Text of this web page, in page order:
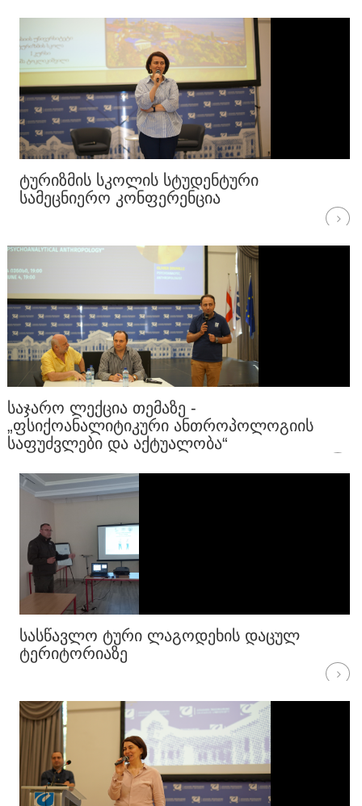
ᲢᲣᲠᲘᲖᲛᲘᲡ ᲡᲙᲝᲚᲘᲡ ᲡᲢᲣᲓᲔᲜᲢᲣᲠᲘ
ᲡᲐᲛᲔᲪᲜᲘᲔᲠᲝ ᲙᲝᲜᲤᲔᲠᲔᲜᲪᲘᲐ
ᲡᲐᲯᲐᲠᲝ ᲚᲔᲥᲪᲘᲐ ᲗᲔᲛᲐᲖᲔ -
„ᲤᲡᲘᲥᲝᲐᲜᲐᲚᲘᲢᲘᲙᲣᲠᲘ ᲐᲜᲗᲠᲝᲞᲝᲚᲝᲒᲘᲘᲡ
ᲡᲐᲤᲣᲫᲕᲚᲔᲑᲘ ᲓᲐ ᲐᲥᲢᲣᲐᲚᲝᲑᲐ“
ᲡᲐᲡᲬᲐᲕᲚᲝ ᲢᲣᲠᲘ ᲚᲐᲒᲝᲓᲔᲮᲘᲡ ᲓᲐᲪᲣᲚ
ᲢᲔᲠᲘᲢᲝᲠᲘᲐᲖᲔ